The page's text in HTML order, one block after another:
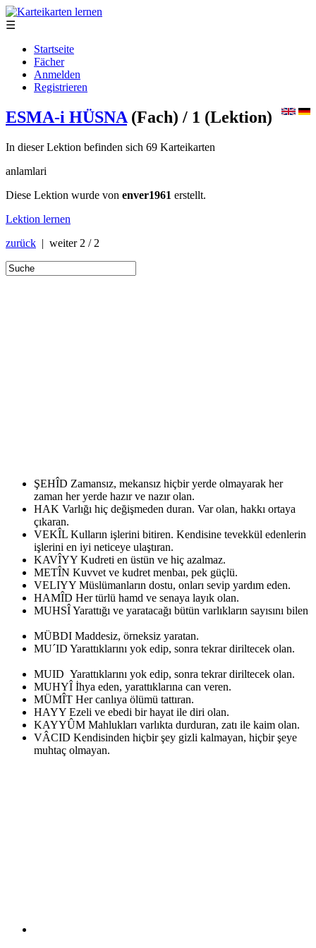
☰
Startseite
Fächer
Anmelden
Registrieren
ESMA-i HÜSNA (Fach) / 1 (Lektion)
In dieser Lektion befinden sich 69 Karteikarten
anlamlari
Diese Lektion wurde von enver1961 erstellt.
Lektion lernen
zurück | weiter 2 / 2
ŞEHÎD Zamansız, mekansız hiçbir yerde olmayarak her
zaman her yerde hazır ve nazır olan.
HAK Varlığı hiç değişmeden duran. Var olan, hakkı ortaya
çıkaran.
VEKÎL Kulların işlerini bitiren. Kendisine tevekkül edenlerin
işlerini en iyi neticeye ulaştıran.
KAVÎYY Kudreti en üstün ve hiç azalmaz.
METÎN Kuvvet ve kudret menbaı, pek güçlü.
VELIYY Müslümanların dostu, onları sevip yardım eden.
HAMÎD Her türlü hamd ve senaya layık olan.
MUHSÎYarattığı ve yaratacağı bütün varlıkların sayısını bilen
MÜBDI Maddesiz, örneksiz yaratan.
MU´ID Yarattıklarını yok edip, sonra tekrar diriltecek olan.
MUID Yarattıklarını yok edip, sonra tekrar diriltecek olan.
MUHYÎ İhya eden, yarattıklarına can veren.
MÜMÎT Her canlıya ölümü tattıran.
HAYY Ezeli ve ebedi bir hayat ile diri olan.
KAYYÛM Mahlukları varlıkta durduran, zatı ile kaim olan.
VÂCID Kendisinden hiçbir şey gizli kalmayan, hiçbir şeye
muhtaç olmayan.